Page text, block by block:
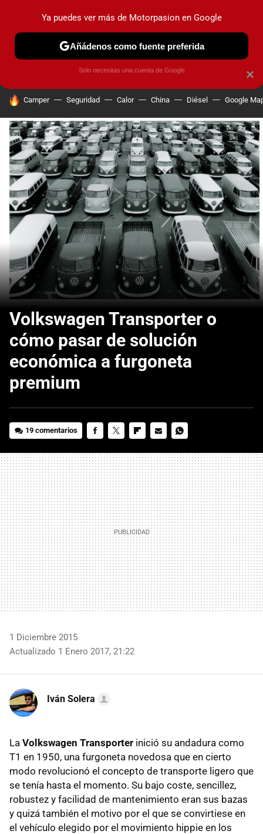
PRUEBAS COCHES ELÉCTRICOS OBSERVATORIO
HOY SE HABLA DE
Camper Seguridad Calor China Diésel Google
Volkswagen Transporter o
cómo pasar de solución
económica a furgoneta
premium
19 comentarios
MAIL
1 Diciembre 2015
Actualizado 1 Enero 2017, 21:22
Iván Solera
La Volkswagen Transporter inició su andadura como
T1 en 1950, una furgoneta novedosa que en cierto
modo revolucionó el concepto de transporte ligero que
se tenía hasta el momento. Su bajo coste, sencillez,
robustez y facilidad de mantenimiento eran sus bazas
y quizá también el motivo por el que se convirtiese en
el vehículo elegido por el movimiento hippie en los
×
Ya puedes ver más de Motorpasion en Google
Añádenos como fuente preferida
Solo necesitas una cuenta de Google